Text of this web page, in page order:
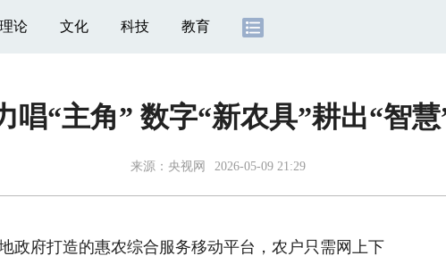
理论 文化 科技 教育
唱“主角” 数字“新农具”耕出“智慧
来源： 央视网 2026-05-09 21:29
政府打造的惠农综合服务移动平台，农户只需网上下